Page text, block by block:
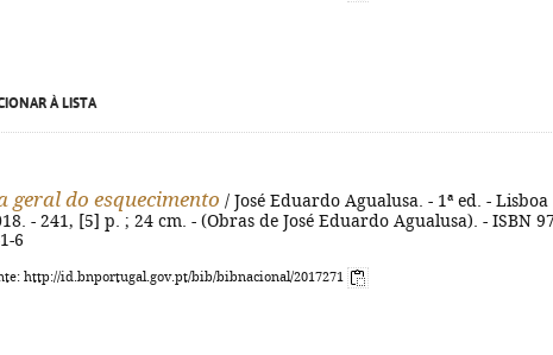
À LISTA
geral do esquecimento / José Eduardo Agualusa. - 1ª ed. - Lisboa
- 241, [5] p. ; 24 cm. - (Obras de José Eduardo Agualusa). - ISBN
6
http://id.bnportugal.gov.pt/bib/bibnacional/2017271